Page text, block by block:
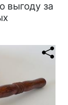
выгоду за